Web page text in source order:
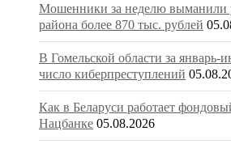
Мошенники за неделю выманили
района более 870 тыс. рублей
В Гомельской области за январь-
число киберпреступлений
Как в Беларуси работает
Нацбанке 05.08.2026